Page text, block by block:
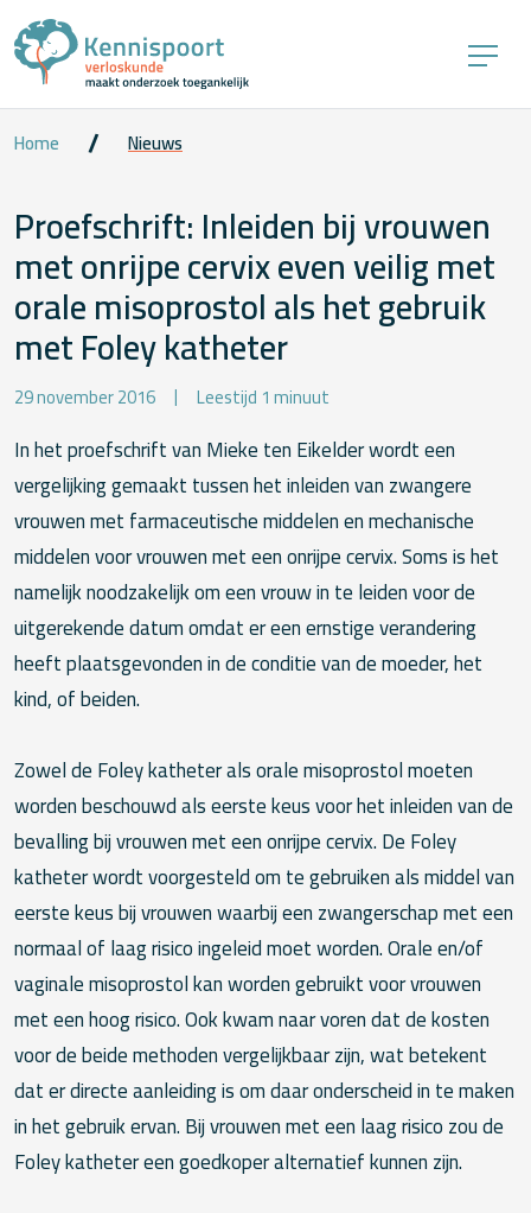
Home Nieuws
Proefschrift: Inleiden bij vrouwen
met onrijpe cervix even veilig met
orale misoprostol als het gebruik
met Foley katheter
29 november 2016 Leestijd 1 minuut
In het proefschrift van Mieke ten Eikelder wordt een
vergelijking gemaakt tussen het inleiden van zwangere
vrouwen met farmaceutische middelen en mechanische
middelen voor vrouwen met een onrijpe cervix. Soms is het
namelijk noodzakelijk om een vrouw in te leiden voor de
uitgerekende datum omdat er een ernstige verandering
heeft plaatsgevonden in de conditie van de moeder, het
kind, of beiden.
Zowel de Foley katheter als orale misoprostol moeten
worden beschouwd als eerste keus voor het inleiden van de
bevalling bij vrouwen met een onrijpe cervix. De Foley
katheter wordt voorgesteld om te gebruiken als middel van
eerste keus bij vrouwen waarbij een zwangerschap met een
normaal of laag risico ingeleid moet worden. Orale en/of
vaginale misoprostol kan worden gebruikt voor vrouwen
met een hoog risico. Ook kwam naar voren dat de kosten
voor de beide methoden vergelijkbaar zijn, wat betekent
dat er directe aanleiding is om daar onderscheid in te maken
in het gebruik ervan. Bij vrouwen met een laag risico zou de
Foley katheter een goedkoper alternatief kunnen zijn.